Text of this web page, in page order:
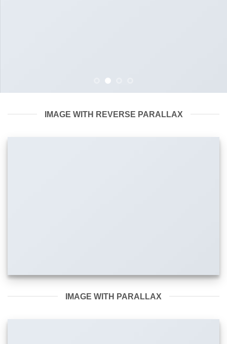
IMAGE WITH REVERSE PARALLAX
IMAGE WITH PARALLAX